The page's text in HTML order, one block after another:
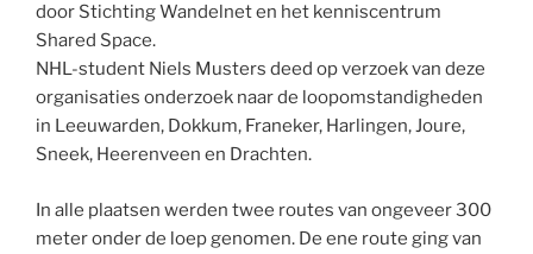
door Stichting Wandelnet en het kenniscentrum
Shared Space.
NHL-student Niels Musters deed op verzoek van deze
organisaties onderzoek naar de loopomstandigheden
in Leeuwarden, Dokkum, Franeker, Harlingen, Joure,
Sneek, Heerenveen en Drachten.
In alle plaatsen werden twee routes van ongeveer 300
meter onder de loep genomen. De ene route ging van